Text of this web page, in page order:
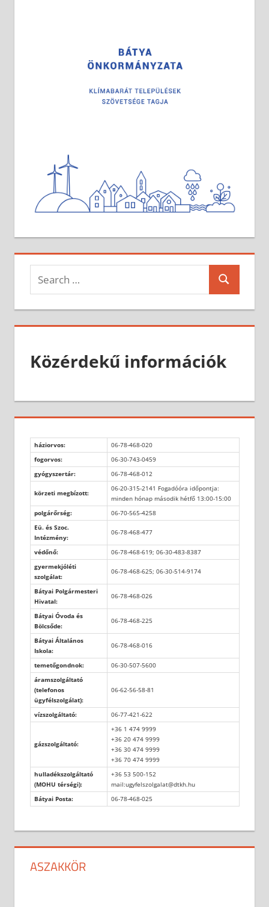
Search
for:
Search
Közérdekű információk
háziorvos:
06-78-468-020
fogorvos:
06-30-743-0459
gyógyszertár:
06-78-468-012
körzeti megbízott:
06-20-315-2141 Fogadóóra időpontja:
minden hónap második hétfő 13:00-15:00
polgárőrség:
06-70-565-4258
Eü. és Szoc.
Intézmény:
06-78-468-477
védőnő:
06-78-468-619; 06-30-483-8387
gyermekjóléti
szolgálat:
06-78-468-625; 06-30-514-9174
Bátyai Polgármesteri
Hivatal:
06-78-468-026
Bátyai Óvoda és
Bölcsőde:
06-78-468-225
Bátyai Általános
Iskola:
06-78-468-016
temetőgondnok:
06-30-507-5600
áramszolgáltató
(telefonos
ügyfélszolgálat):
06-62-56-58-81
vízszolgáltató: 06-77-421-622
gázszolgáltató:
+36 1 474 9999
+36 20 474 9999
+36 30 474 9999
+36 70 474 9999
hulladékszolgáltató
(MOHU térségi):
+36 53 500-152
mail:ugyfelszolgalat@dtkh.hu
Bátyai Posta:
06-78-468-025
ASZAKKÖR